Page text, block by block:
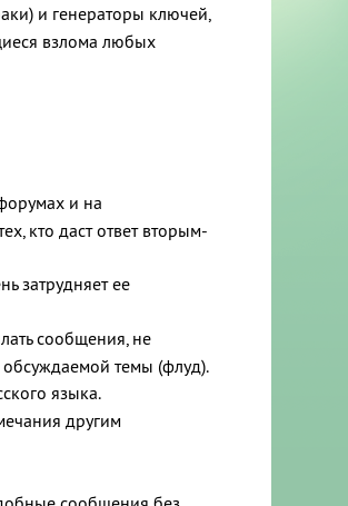
и генераторы ключей,
взлома любых
и на
кто даст ответ вторым-
затрудняет ее
сообщения, не
темы (флуд).
языка.
другим